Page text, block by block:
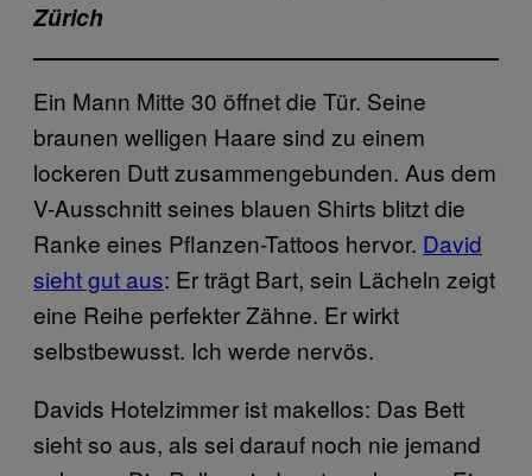
Zürich
Ein Mann Mitte 30 öffnet die Tür. Seine
braunen welligen Haare sind zu einem
lockeren Dutt zusammengebunden. Aus dem
V-Ausschnitt seines blauen Shirts blitzt die
Ranke eines Pflanzen-Tattoos hervor. David
sieht gut aus: Er trägt Bart, sein Lächeln zeigt
eine Reihe perfekter Zähne. Er wirkt
selbstbewusst. Ich werde nervös.
Davids Hotelzimmer ist makellos: Das Bett
sieht so aus, als sei darauf noch nie jemand